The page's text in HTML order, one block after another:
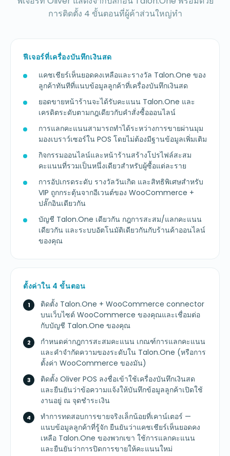
การติดตั้ง 4 ขั้นตอนที่ผู้ค้าส่วนใหญ่ทำ
ฟีเจอร์ที่เครื่องบันทึกเงินสด
แคชเชียร์เห็นยอดคงเหลือและรางวัล Talon.One ของ
ลูกค้าทันทีที่แนบข้อมูลลูกค้าที่เครื่องบันทึกเงินสด
ยอดขายหน้าร้านจะได้รับคะแนน Talon.One และ
เครดิตระดับตามกฎเดียวกับคำสั่งซื้อออนไลน์
การแลกคะแนนสามารถทำได้ระหว่างการขายผ่านมุม
มองเบราว์เซอร์ใน POS โดยไม่ต้องมีฐานข้อมูลเพิ่มเติม
กิจกรรมออนไลน์และหน้าร้านสร้างโปรไฟล์สะสม
คะแนนที่รวมเป็นหนึ่งเดียวสำหรับผู้ซื้อแต่ละราย
การอัปเกรดระดับ รางวัลวันเกิด และสิทธิพิเศษสำหรับ
VIP ถูกกระตุ้นจากอีเวนต์ของ WooCommerce +
ปลั๊กอินเดียวกัน
บัญชี Talon.One เดียวกัน กฎการสะสม/แลกคะแนน
เดียวกัน และระบบอัตโนมัติเดียวกันกับร้านค้าออนไลน์
ของคุณ
ตั้งค่าใน 4 ขั้นตอน
ติดตั้ง Talon.One + WooCommerce connector
บนเว็บไซต์ WooCommerce ของคุณและเชื่อมต่อ
กับบัญชี Talon.One ของคุณ
กำหนดค่ากฎการสะสมคะแนน เกณฑ์การแลกคะแนน
และคำจำกัดความของระดับใน Talon.One (หรือการ
ตั้งค่า WooCommerce ของมัน)
ติดตั้ง Oliver POS ลงชื่อเข้าใช้เครื่องบันทึกเงินสด
และยืนยันว่าข้อความแจ้งให้บันทึกข้อมูลลูกค้าเปิดใช้
งานอยู่ ณ จุดชำระเงิน
ทำการทดสอบการขายจริงเล็กน้อยที่เคาน์เตอร์ —
แนบข้อมูลลูกค้าที่รู้จัก ยืนยันว่าแคชเชียร์เห็นยอดคง
เหลือ Talon.One ของพวกเขา ใช้การแลกคะแนน
และยืนยันว่าการปิดการขายให้คะแนนใหม่